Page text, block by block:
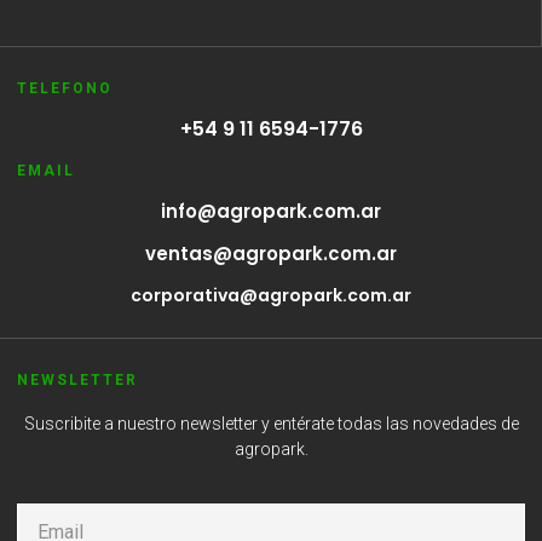
TELEFONO
+54 9 11 6594-1776
EMAIL
info@agropark.com.ar
ventas@agropark.com.ar
corporativa@agropark.com.ar
NEWSLETTER
Suscribite a nuestro newsletter y entérate todas las novedades de
agropark.